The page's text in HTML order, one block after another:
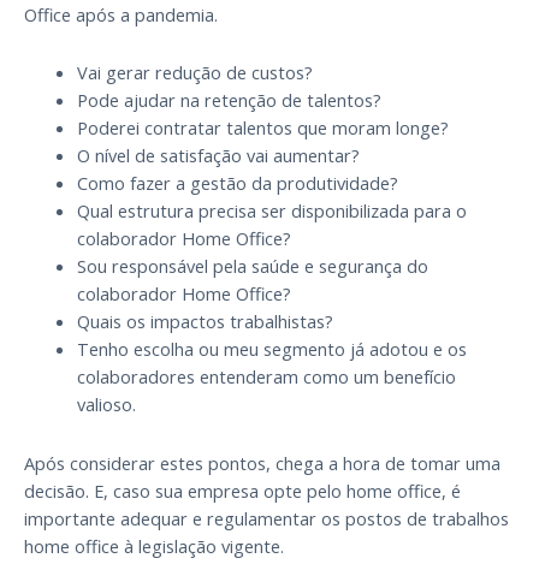
Office após a pandemia.
Vai gerar redução de custos?
Pode ajudar na retenção de talentos?
Poderei contratar talentos que moram longe?
O nível de satisfação vai aumentar?
Como fazer a gestão da produtividade?
Qual estrutura precisa ser disponibilizada para o
colaborador Home Office?
Sou responsável pela saúde e segurança do
colaborador Home Office?
Quais os impactos trabalhistas?
Tenho escolha ou meu segmento já adotou e os
colaboradores entenderam como um benefício
valioso.
Após considerar estes pontos, chega a hora de tomar uma
decisão. E, caso sua empresa opte pelo home office, é
importante adequar e regulamentar os postos de trabalhos
home office à legislação vigente.